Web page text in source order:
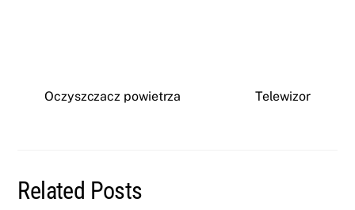
Oczyszczacz powietrza Telewizor
Related Posts